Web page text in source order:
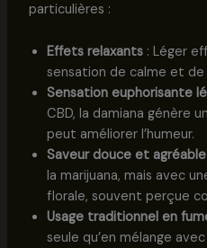
particulières :
Effets relaxants: Léger
sensation de calme et
Sensation euphorisante
CBD, la damiana génère
peut améliorer l’humeur.
Saveur douce et agréable
la marijuana, mais avec
florale, souvent perçue
Usage traditionnel en
seule qu’en mélange